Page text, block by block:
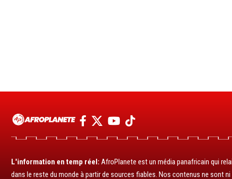
L'information en temp réel: AfroPlanete est un média panafricain qui
dans le reste du monde à partir de sources fiables. Nos contenus ne sont